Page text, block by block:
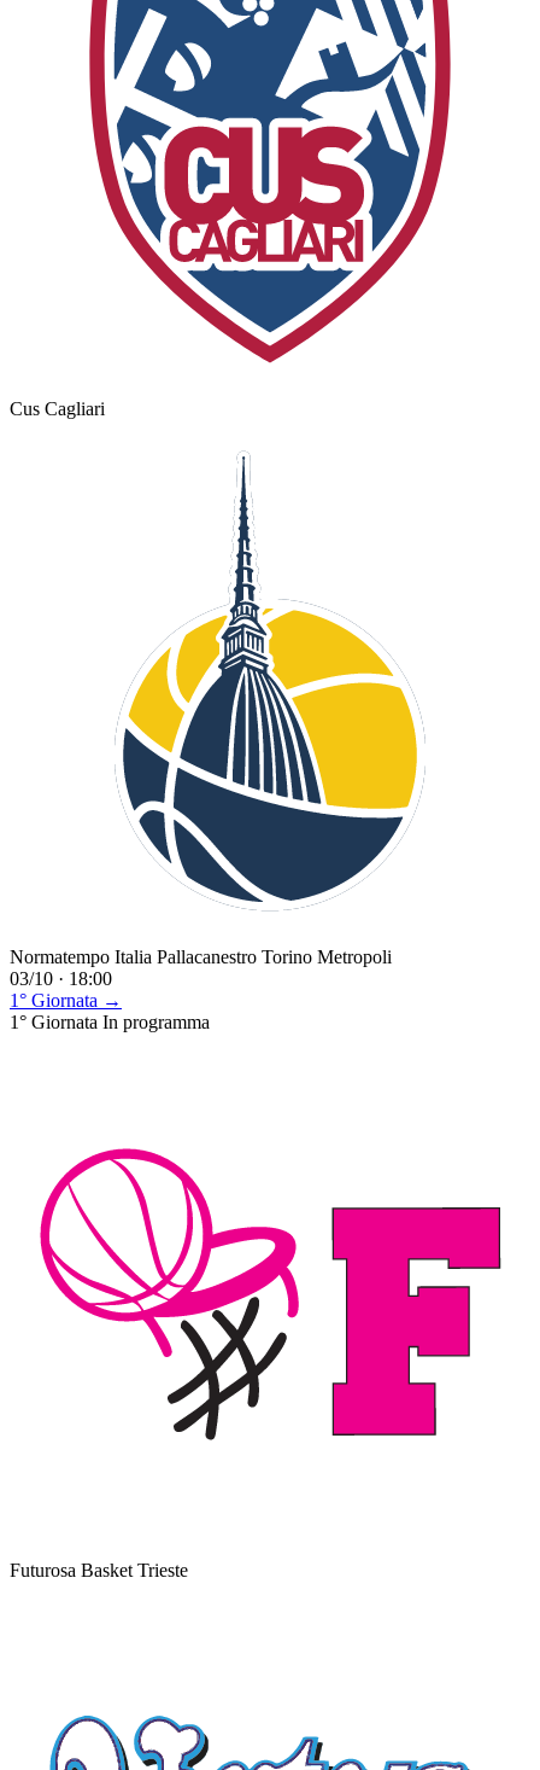
Cus Cagliari
Normatempo Italia Pallacanestro Torino Metropoli
03/10 · 18:00
1° Giornata →
1° Giornata In programma
Futurosa Basket Trieste